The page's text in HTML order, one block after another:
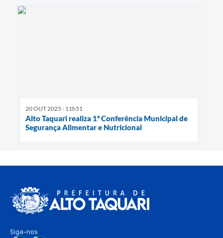
20 OUT 2025 - 11h51
Alto Taquari realiza 1ª Conferência Municipal de
Segurança Alimentar e Nutricional
Siga-nos